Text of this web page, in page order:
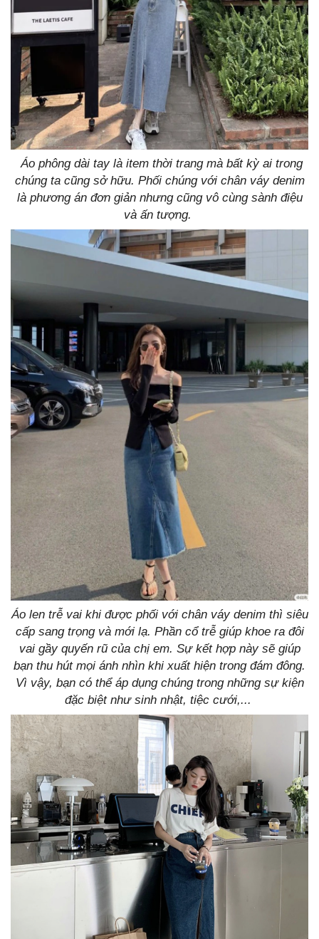
Áo phông dài tay là item thời trang mà bất kỳ ai trong
chúng ta cũng sở hữu. Phối chúng với chân váy denim
là phương án đơn giản nhưng cũng vô cùng sành điệu
và ấn tượng.
Áo len trễ vai khi được phối với chân váy denim thì siêu
cấp sang trọng và mới lạ. Phần cổ trễ giúp khoe ra đôi
vai gầy quyến rũ của chị em. Sự kết hợp này sẽ giúp
bạn thu hút mọi ánh nhìn khi xuất hiện trong đám đông.
Vì vậy, bạn có thể áp dụng chúng trong những sự kiện
đặc biệt như sinh nhật, tiệc cưới,...